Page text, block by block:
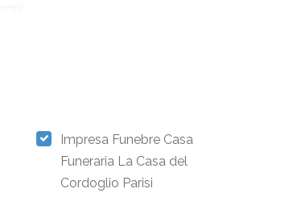
Impresa Funebre Casa
Funeraria La Casa del
Cordoglio Parisi